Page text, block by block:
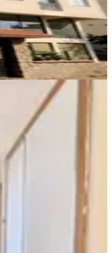
Mahallesi
·04.08.2026